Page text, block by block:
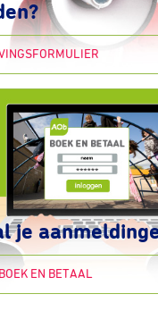
je
EN BETAAL